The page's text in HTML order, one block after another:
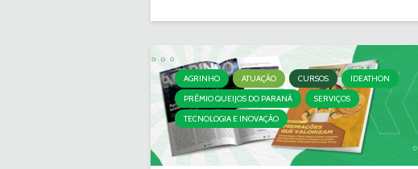
AGRINHO ATUAÇÃO CURSOS
IDEATHON
PRÊMIO QUEIJOS DO PARANÁ
SERVIÇOS
TECNOLOGIA E INOVAÇÃO